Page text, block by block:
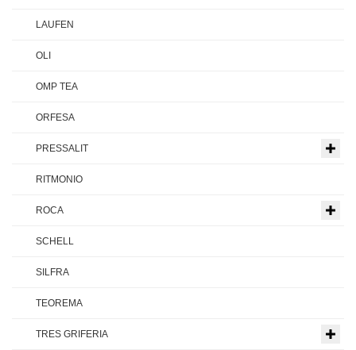
LAUFEN
OLI
OMP TEA
ORFESA
PRESSALIT
RITMONIO
ROCA
SCHELL
SILFRA
TEOREMA
TRES GRIFERIA